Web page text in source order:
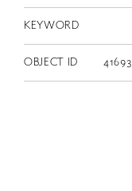
KEYWORD
OBJECT ID 41693